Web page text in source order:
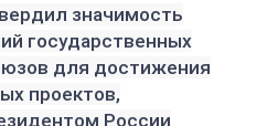
значимость
государственных
для достижения
проектов,
России